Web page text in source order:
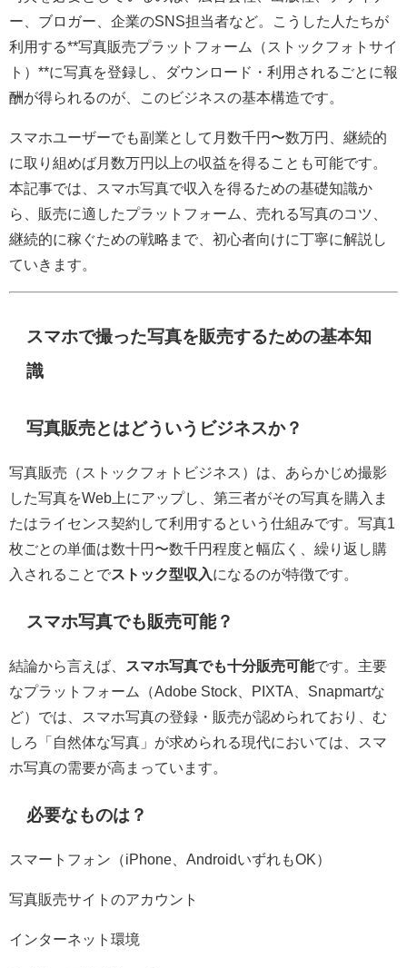
ー、ブロガー、企業のSNS担当者など。こうした人たちが
利用する**写真販売プラットフォーム（ストックフォトサイ
ト）**に写真を登録し、ダウンロード・利用されるごとに報
酬が得られるのが、このビジネスの基本構造です。
スマホユーザーでも副業として月数千円〜数万円、継続的
に取り組めば月数万円以上の収益を得ることも可能です。
本記事では、スマホ写真で収入を得るための基礎知識か
ら、販売に適したプラットフォーム、売れる写真のコツ、
継続的に稼ぐための戦略まで、初心者向けに丁寧に解説し
ていきます。
スマホで撮った写真を販売するための基本知
識
写真販売とはどういうビジネスか？
写真販売（ストックフォトビジネス）は、あらかじめ撮影
した写真をWeb上にアップし、第三者がその写真を購入ま
たはライセンス契約して利用するという仕組みです。写真1
枚ごとの単価は数十円〜数千円程度と幅広く、繰り返し購
入されることでストック型収入 になるのが特徴です。
スマホ写真でも販売可能？
結論から言えば、 スマホ写真でも十分販売可能です。主要
なプラットフォーム（Adobe Stock、PIXTA、Snapmartな
ど）では、スマホ写真の登録・販売が認められており、む
しろ「自然体な写真」が求められる現代においては、スマ
ホ写真の需要が高まっています。
必要なものは？
スマートフォン（iPhone、AndroidいずれもOK）
写真販売サイトのアカウント
インターネット環境